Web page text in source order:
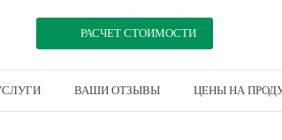
РАСЧЕТ СТОИМОСТИ
ВАШИ ОТЗЫВЫ ЦЕНЫ НА